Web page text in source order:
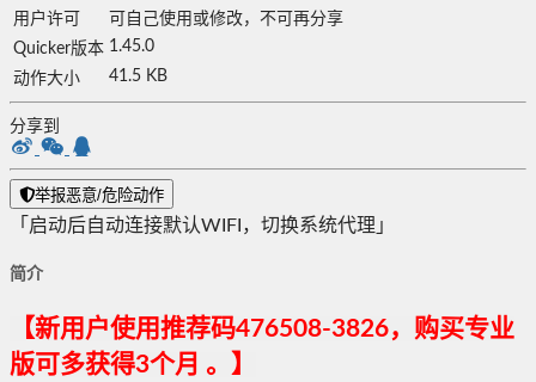
用户许可
可自己使用或修改，不可再分享
Quicker版本 1.45.0
动作大小
41.5 KB
分享到
举报恶意/危险动作
「启动后自动连接默认WIFI，切换系统代理」
简介
【新用户使用推荐码476508-3826，购买专业
版可多获得3个月 。】